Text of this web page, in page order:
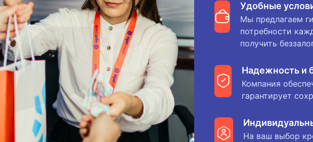
Удобные
Мы предлагаем
потребности
получить
Надежность и
Компания
гарантирует
На ваш выбор